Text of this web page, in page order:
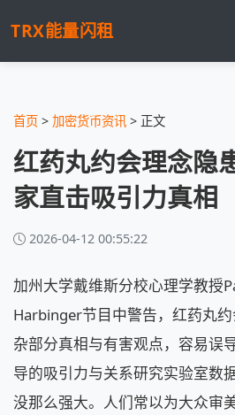
TRX能量闪租
首页 > 加密货币资讯 > 正文
红药丸约会理念隐
家直击吸引力真相
2026-04-12 00:55:22
加州大学戴维斯分校心理学教授
Harbinger节目中警告，红药丸
杂部分真相与有害观点，容易误
导的吸引力与关系研究实验室数
没那么强大。人们常以为大众审